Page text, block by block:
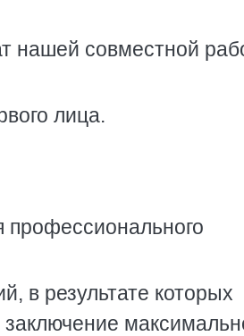
нашей совместной
лица.
профессионального
в результате которых